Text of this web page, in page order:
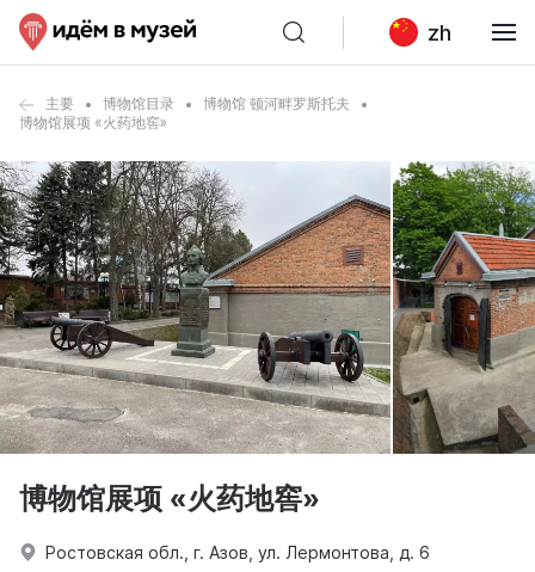
zh
主要 博物馆目录
博物馆 顿河畔罗斯托夫
博物馆展项 «火药地窖»
博物馆展项 «火药地窖»
Ростовская обл., г. Азов, ул. Лермонтова, д. 6